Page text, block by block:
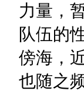
力量，
队伍的
傍海，
也随之